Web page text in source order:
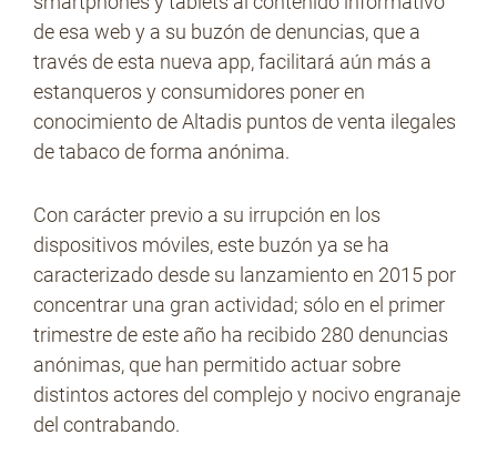
de esa web y a su buzón de denuncias, que a
través de esta nueva app, facilitará aún más a
estanqueros y consumidores poner en
conocimiento de Altadis puntos de venta ilegales
de tabaco de forma anónima.
Con carácter previo a su irrupción en los
dispositivos móviles, este buzón ya se ha
caracterizado desde su lanzamiento en 2015 por
concentrar una gran actividad; sólo en el primer
trimestre de este año ha recibido 280 denuncias
anónimas, que han permitido actuar sobre
distintos actores del complejo y nocivo engranaje
del contrabando.